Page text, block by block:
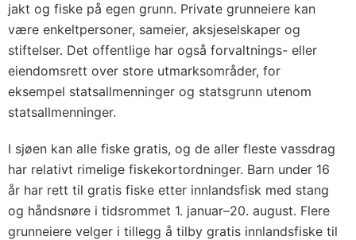
jakt og fiske på egen grunn. Private grunneiere kan
være enkeltpersoner, sameier, aksjeselskaper og
stiftelser. Det offentlige har også forvaltnings- eller
eiendomsrett over store utmarksområder, for
eksempel statsallmenninger og statsgrunn utenom
statsallmenninger.
I sjøen kan alle fiske gratis, og de aller fleste vassdrag
har relativt rimelige fiskekortordninger. Barn under 16
år har rett til gratis fiske etter innlandsfisk med stang
og håndsnøre i tidsrommet 1. januar–20. august. Flere
grunneiere velger i tillegg å tilby gratis innlandsfiske til